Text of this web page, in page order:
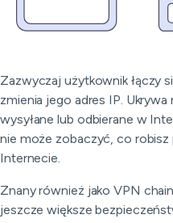
Zazwyczaj użytkownik łączy
zmienia jego adres IP.
wysyłane lub odbierane w
nie może zobaczyć, co
Internecie.
Znany również jako VPN
jeszcze większe